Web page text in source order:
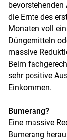
die Ernte des
Monaten voll
Düngemitteln
massive
Beim
sehr positive
Einkommen.
Bumerang?
Eine massive
Bumerang